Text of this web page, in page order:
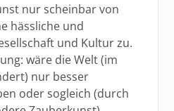
nur scheinbar von
hässliche und
und Kultur zu.
wäre die Welt (im
nur besser
oder sogleich (durch